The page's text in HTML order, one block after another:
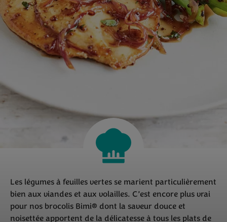
Les légumes à feuilles vertes se marient particulièrement
bien aux viandes et aux volailles. C’est encore plus vrai
pour nos brocolis Bimi® dont la saveur douce et
noisettée apportent de la délicatesse à tous les plats de